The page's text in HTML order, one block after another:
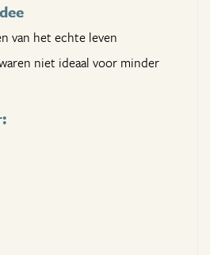
van het echte leven
niet ideaal voor minder